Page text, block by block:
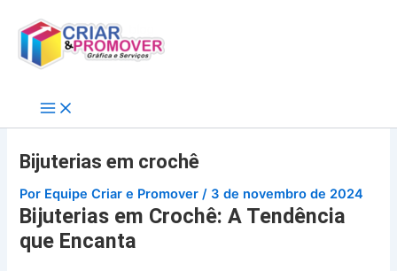
para
conteúdo
Bijuterias em crochê
Por Equipe Criar e Promover/ 3 de novembro de 2024
Bijuterias em Crochê: A Tendência
que Encanta